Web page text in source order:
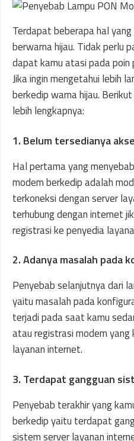
Terdapat beberapa hal
berwarna hijau. Tidak perlu
dapat kamu atasi pada poin
Jika ingin mengetahui lebih
berkedip warna hijau.
lebih lengkapnya:
1. Belum tersedianya
Hal pertama yang
modem berkedip adalah
terkoneksi dengan server
terhubung dengan internet
registrasi ke penyedia
2. Adanya masalah pada
Penyebab selanjutnya dari
yaitu masalah pada
terjadi pada saat kamu
atau registrasi modem yang
layanan internet.
3. Terdapat gangguan
Penyebab terakhir yang
berkedip yaitu terdapat
sistem server layanan